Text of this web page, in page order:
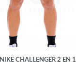
NIKE CHALLENGER 2 EN 1